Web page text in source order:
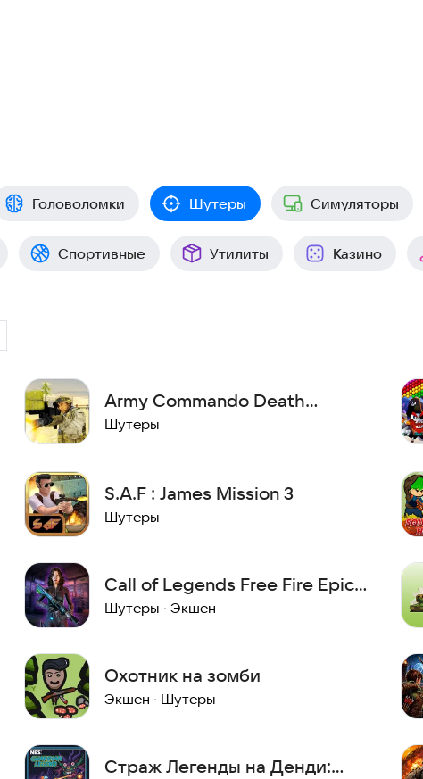
Головоломки Шутеры Симуляторы
Спортивные Утилиты Казино
Army Commando Death
Shooter 3D
Шутеры
S.A.F : James Mission 3
Шутеры
Call of Legends Free Fire Epic
Survival
Шутеры · Экшен
Охотник на зомби
Экшен · Шутеры
Страж Легенды на Денди: